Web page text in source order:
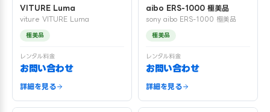
VITURE Luma
viture VITURE Luma
極美品
レンタル料金
お問い合わせ
詳細を見る
aibo ERS-1000 極美品
sony aibo ERS-1000 極美品
極美品
レンタル料金
お問い合わせ
詳細を見る